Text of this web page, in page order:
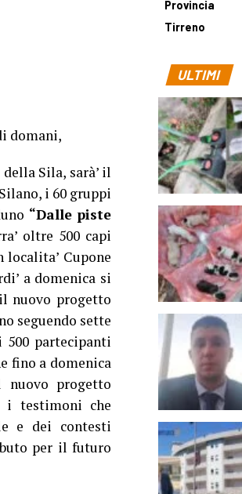
domani,
Sila, sarà’ il
i 60 gruppi
“Dalle piste
oltre 500 capi
Cupone
a domenica si
nuovo progetto
seguendo sette
partecipanti
fino a domenica
nuovo progetto
i testimoni che
e dei contesti
per il futuro
Provincia
Tirreno
ULTIMI